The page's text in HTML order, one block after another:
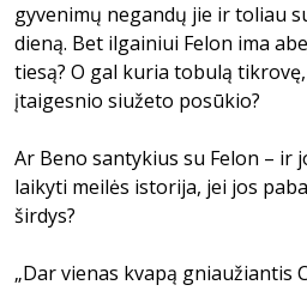
gyvenimų negandų jie ir toliau
dieną. Bet ilgainiui Felon ima
tiesą? O gal kuria tobulą
įtaigesnio siužeto posūkio?
Ar Beno santykius su Felon – ir
laikyti meilės istorija, jei jos
širdys?
„Dar vienas kvapą gniaužiantis